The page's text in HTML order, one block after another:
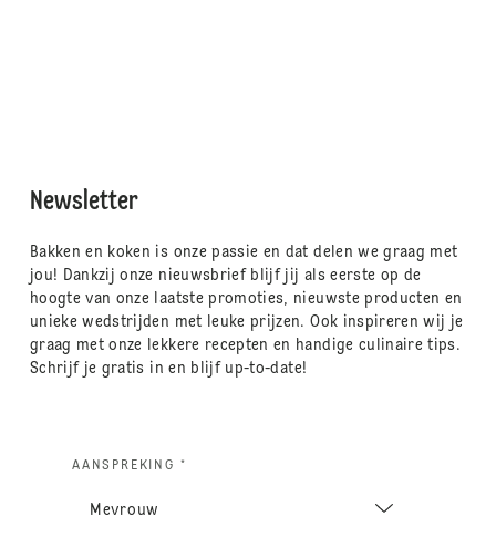
Newsletter
Bakken en koken is onze passie en dat delen we graag met
jou! Dankzij onze nieuwsbrief blijf jij als eerste op de
hoogte van onze laatste promoties, nieuwste producten en
unieke wedstrijden met leuke prijzen. Ook inspireren wij je
graag met onze lekkere recepten en handige culinaire tips.
Schrijf je gratis in en blijf up-to-date!
AANSPREKING *